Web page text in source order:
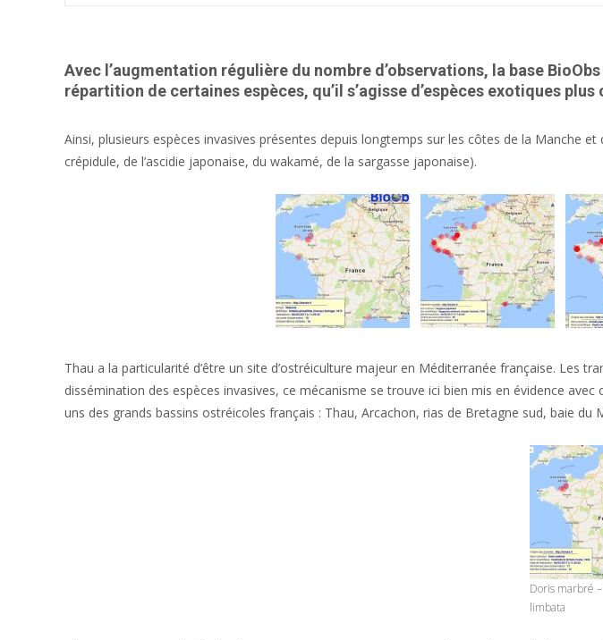
Avec l’augmentation régulière du nombre d’observations, la base
répartition de certaines espèces, qu’il s’agisse d’espèces exotiques
Ainsi, plusieurs espèces invasives présentes depuis longtemps sur les côtes de la Manche
crépidule, de l’ascidie japonaise, du wakamé, de la sargasse japonaise).
Thau a la particularité d’être un site d’ostréiculture majeur en Méditerranée française. Les
dissémination des espèces invasives, ce mécanisme se trouve ici bien mis en évidence
uns des grands bassins ostréicoles français : Thau, Arcachon, rias de Bretagne sud, baie du
Doris marbré
limbata